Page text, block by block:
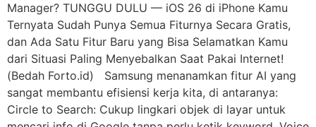
Manager? TUNGGU DULU — iOS 26 di iPhone Kamu
Ternyata Sudah Punya Semua Fiturnya Secara Gratis,
dan Ada Satu Fitur Baru yang Bisa Selamatkan Kamu
dari Situasi Paling Menyebalkan Saat Pakai Internet!
(Bedah Forto.id) Samsung menanamkan fitur AI yang
sangat membantu efisiensi kerja kita, di antaranya:
Circle to Search: Cukup lingkari objek di layar untuk